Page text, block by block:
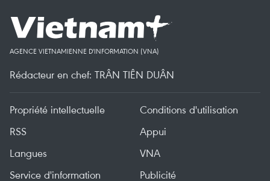
AGENCE VIETNAMIENNE D'INFORMATION (VNA)
Rédacteur en chef: TRÂN TIÊN DUÂN
Propriété intellectuelle
Conditions d'utilisation
RSS
Appui
Langues
VNA
Service d'information
Publicité